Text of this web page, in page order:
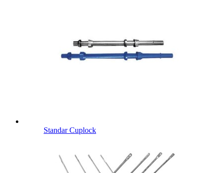
Standar Cuplock